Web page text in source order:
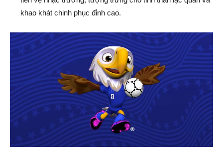
khao khát chinh phục đỉnh cao.